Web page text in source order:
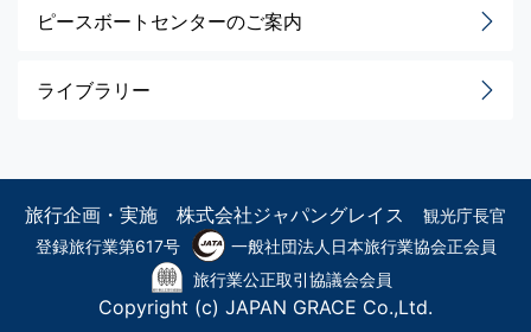
ピースボートセンターのご案内
ライブラリー
旅行企画・実施 株式会社ジャパングレイス 観光庁長官
登録旅行業第617号
一般社団法人日本旅行業協会正会員
旅行業公正取引協議会会員
Copyright (c) JAPAN GRACE Co.,Ltd.